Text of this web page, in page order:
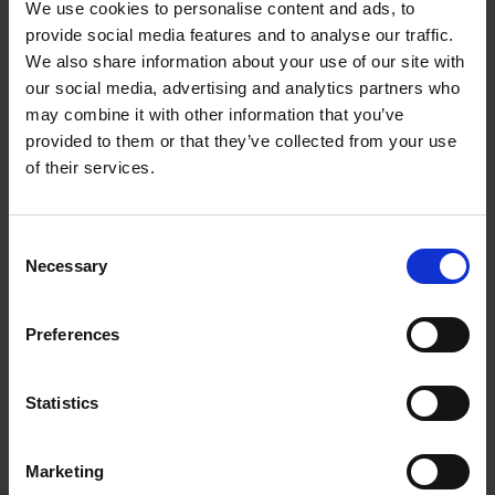
We use cookies to personalise content and ads, to
provide social media features and to analyse our traffic.
We also share information about your use of our site with
our social media, advertising and analytics partners who
may combine it with other information that you’ve
provided to them or that they’ve collected from your use
of their services.
Selection
Necessary
Preferences
Statistics
Marketing
zdalnej, która w przypadku wielu firm okazuje
się nie tylko łatwa do wdrożenia, ale i
opłacalna. Nie powinien więc dziwić fakt, że –
jak pokazują najnowsze badania – nawet mimo
zakończenia …